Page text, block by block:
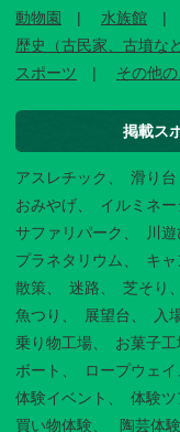
動物園
水族館
歴史（古民家、古墳など
スポーツ
その他
掲載ス
アスレチック 滑り台
おみやげ
イルミネー
サファリパーク
川
プラネタリウム
キ
散策
迷路 芝そり
魚つり
展望台 入
乗り物工場
お菓子工
ボート
ロープウェイ
体験イベント
体験ツ
買い物体験
陶芸体験